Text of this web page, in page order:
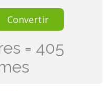
Convertir
= 405